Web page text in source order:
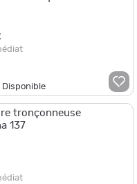
Disponible
tronçonneuse
137